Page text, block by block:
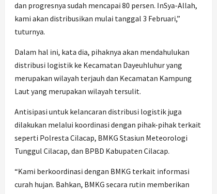
dan progresnya sudah mencapai 80 persen. InSya-Allah,
kami akan distribusikan mulai tanggal 3 Februari,”
tuturnya.
Dalam hal ini, kata dia, pihaknya akan mendahulukan
distribusi logistik ke Kecamatan Dayeuhluhur yang
merupakan wilayah terjauh dan Kecamatan Kampung
Laut yang merupakan wilayah tersulit.
Antisipasi untuk kelancaran distribusi logistik juga
dilakukan melalui koordinasi dengan pihak-pihak terkait
seperti Polresta Cilacap, BMKG Stasiun Meteorologi
Tunggul Cilacap, dan BPBD Kabupaten Cilacap.
“Kami berkoordinasi dengan BMKG terkait informasi
curah hujan. Bahkan, BMKG secara rutin memberikan